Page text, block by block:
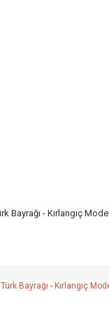
Bayrağı - Kırlangıç